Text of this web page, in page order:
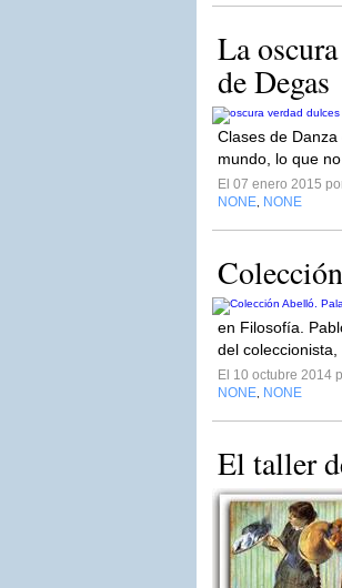
La
de Degas
Clases de
mundo, lo que
El 07 enero 2015
NONE NONE
en Filosofía.
del
El 10 octubre 2014
NONE NONE
El taller